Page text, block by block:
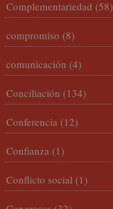
Complementariedad (58)
compromiso (8)
comunicación (4)
Conciliación (134)
Conferencia (12)
Confianza (1)
Conflicto social (1)